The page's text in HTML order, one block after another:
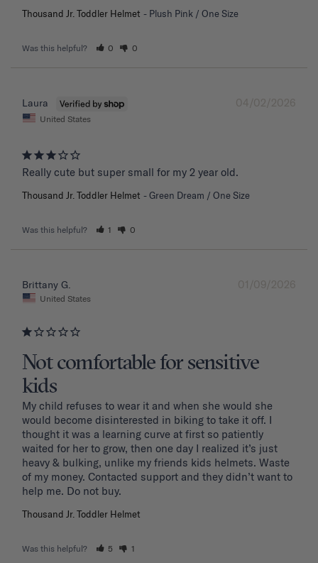
Thousand Jr. Toddler Helmet Plush Pink / One Size
Was this helpful? 0 0
04/02/2026
Laura
United States
Really cute but super small for my 2 year old.
Thousand Jr. Toddler Helmet Green Dream / One Size
Was this helpful? 1 0
01/09/2026
Brittany G.
United States
Not comfortable for sensitive
kids
My child refuses to wear it and when she would she
would become disinterested in biking to take it off. I
thought it was a learning curve at first so patiently
waited for her to grow, then one day I realized it’s just
heavy & bulking, unlike my friends kids helmets. Waste
of my money. Contacted support and they didn’t want to
Thousand Jr. Toddler Helmet
Was this helpful? 5 1